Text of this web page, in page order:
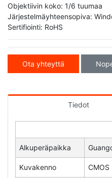
Objektiivin koko: 1/6 tuumaa
Järjestelmäyhteensopiva:
Sertifiointi: RoHS
Ota yhteyttä
Tiedot
Alkuperäpaikka
Kuvakenno CMOS